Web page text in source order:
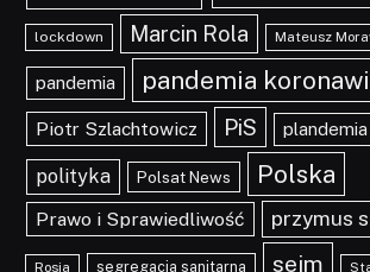
lockdown Marcin Rola Mateusz
pandemia pandemia
Piotr Szlachtowicz PiS
polityka Polsat News Polska
Prawo i Sprawiedliwość przymus
Rosja segregacja sanitarna sejm